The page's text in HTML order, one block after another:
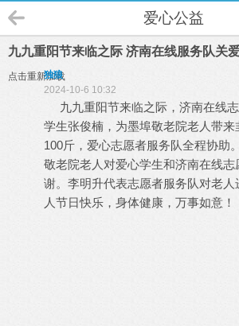
爱心公益
九九重阳节来临之际 济南在线服务队关
点击重新加载
独狼
2024-10-6 10:32
九九重阳节来临之际，济南在线
学生张俊楠，为墨埠敬老院老人带来
100斤，爱心志愿者服务队全程协助
敬老院老人对爱心学生和济南在线
谢。李明升代表志愿者服务队对老
人节日快乐，身体健康，万事如意！